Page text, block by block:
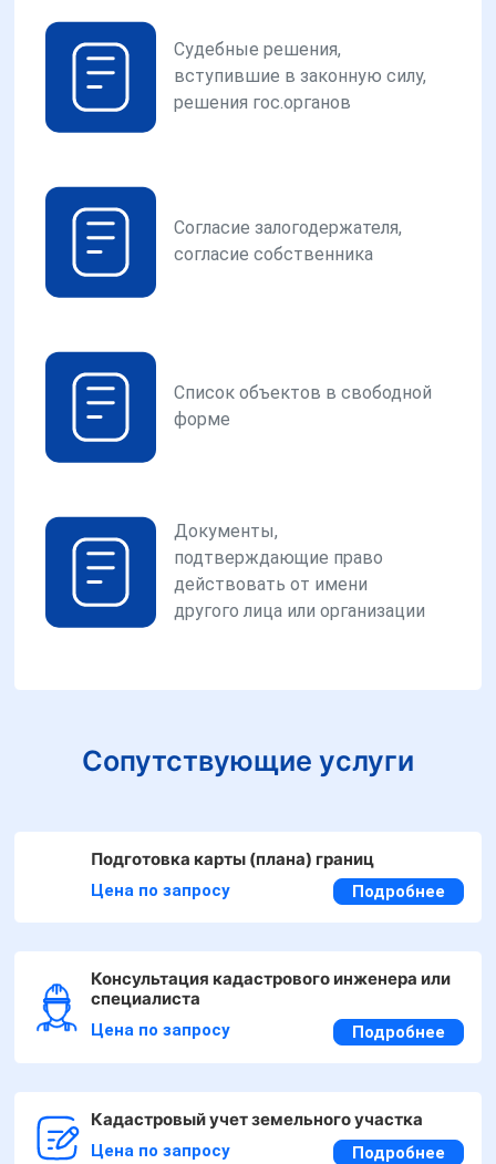
Судебные решения,
вступившие в законную силу,
решения гос.органов
Согласие залогодержателя,
согласие собственника
Список объектов в свободной
форме
Документы,
подтверждающие право
действовать от имени
другого лица или организации
Сопутствующие услуги
Подготовка карты (плана) границ
Цена по запросу Подробнее
Консультация кадастрового инженера или
специалиста
Цена по запросу Подробнее
Кадастровый учет земельного участка
Цена по запросу Подробнее